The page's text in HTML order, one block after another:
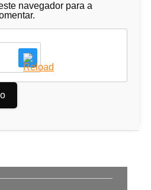
navegador para a